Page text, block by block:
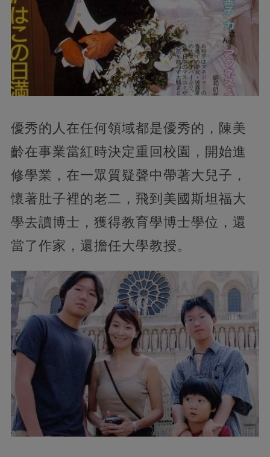
優秀的人在任何領域都是優秀的，陳美
齡在事業當紅時決定重回校園，開始進
修學業，在一眾質疑聲中帶著大兒子，
懷著肚子裡的老二，飛到美國斯坦福大
學去讀博士，獲得教育學博士學位，還
當了作家，還擔任大學教授。